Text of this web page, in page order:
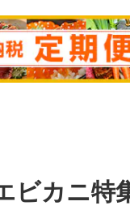
ビカニ特